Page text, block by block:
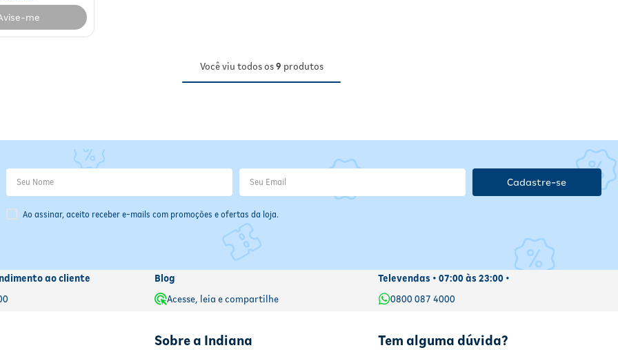
me
Você viu todos os9 produtos
Ao assinar, aceito receber e-mails com promoções e ofertas da loja.
Cadastre-se
ao cliente
Blog
Acesse, leia e compartilhe
Televendas • 07:00 às 23:00 •
0800 087 4000
Sobre a Indiana
Tem alguma dúvida?